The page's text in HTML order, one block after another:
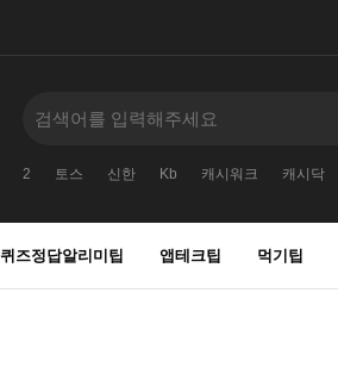
2 토스 신한 Kb 캐시워크 캐시닥
퀴즈정답알리미팁 앱테크팁 먹기팁